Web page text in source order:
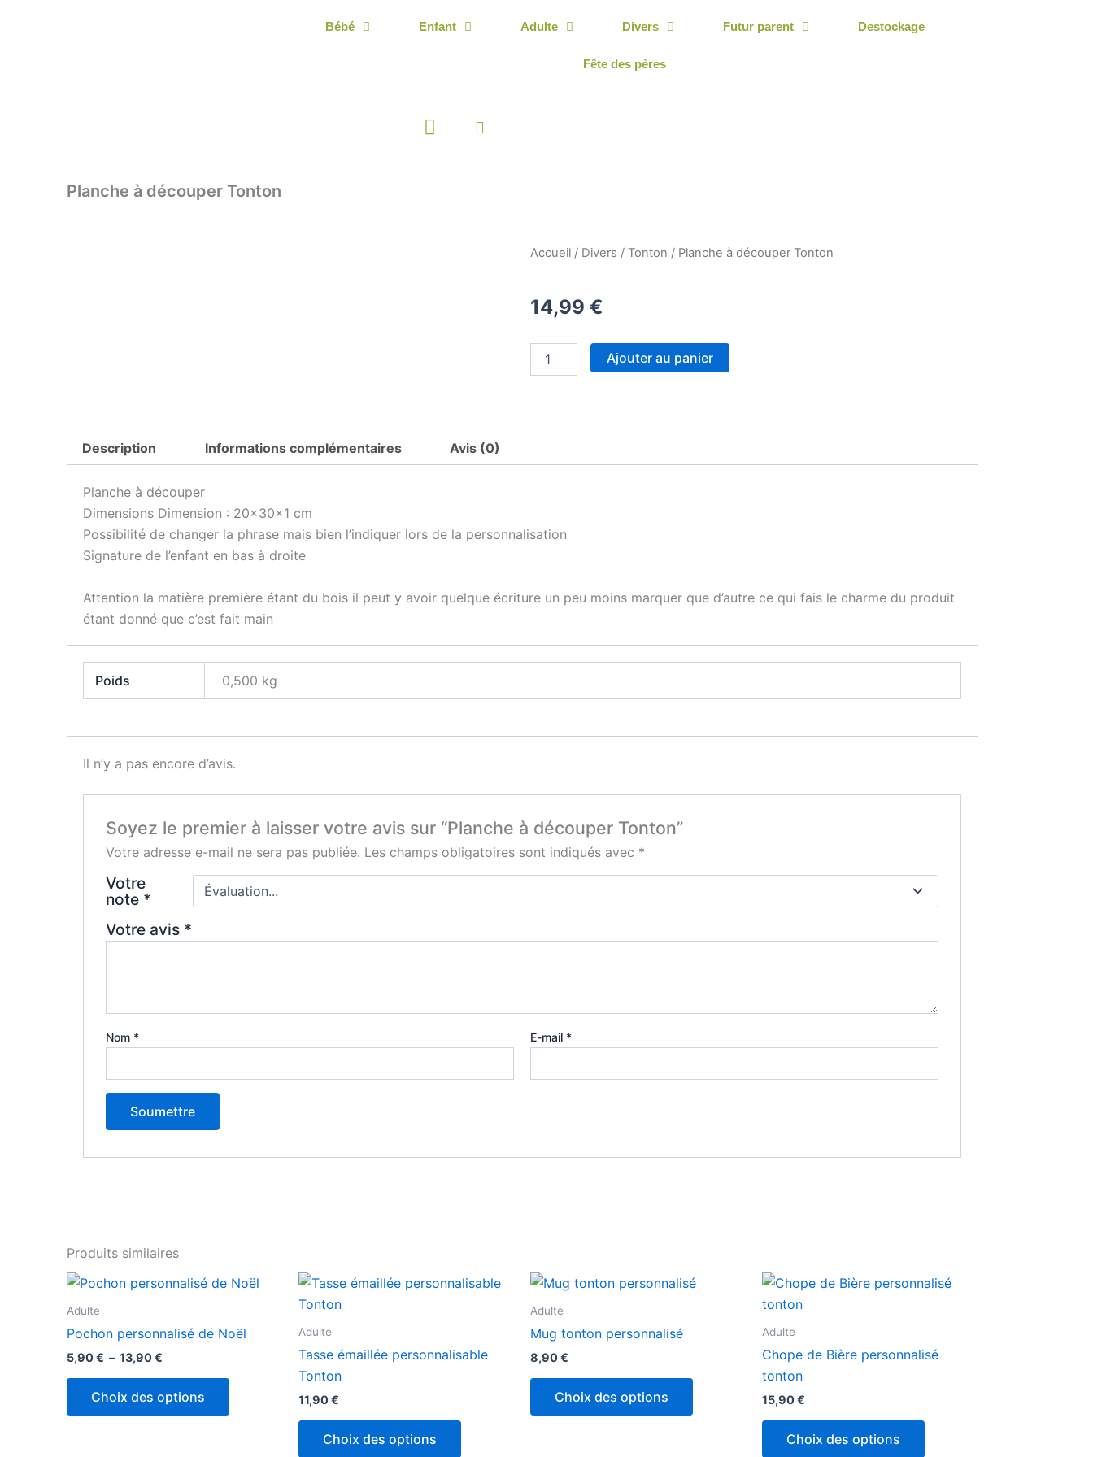
Bébé Enfant Adulte Divers Futur parent Destockage
Fête des pères
Panier
Planche à découper Tonton
Accueil / Divers / Tonton / Planche à découper Tonton
14,99 €
Ajouter au panier
Description Informations complémentaires Avis (0)
Planche à découper
Dimensions Dimension : 20x30x1 cm
Possibilité de changer la phrase mais bien l’indiquer lors de la personnalisation
Signature de l’enfant en bas à droite
Attention la matière première étant du bois il peut y avoir quelque écriture un peu moins marquer que d’autre ce qui fais le charme du produit
étant donné que c’est fait main
Poids 0,500 kg
Il n’y a pas encore d’avis.
Soyez le premier à laisser votre avis sur “Planche à découper Tonton”
Votre adresse e-mail ne sera pas publiée. Les champs obligatoires sont indiqués avec *
Votre
note *
Votre avis *
Nom * E-mail *
Produits similaires
Adulte
Pochon personnalisé de Noël
5,90€ – 13,90€
Plage
à
Choix des options
Ce
Adulte
Tasse émaillée personnalisable
Tonton
11,90€
Choix des options
Adulte
Mug tonton personnalisé
8,90€
Choix des options
Adulte
Chope de Bière personnalisé
tonton
15,90€
Choix des options